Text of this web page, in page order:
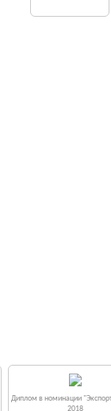
Диплом в номинации
2018